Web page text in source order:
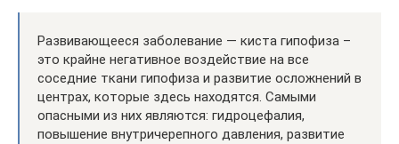
Развивающееся заболевание — киста гипофиза –
это крайне негативное воздействие на все
соседние ткани гипофиза и развитие осложнений в
центрах, которые здесь находятся. Самыми
опасными из них являются: гидроцефалия,
повышение внутричерепного давления, развитие